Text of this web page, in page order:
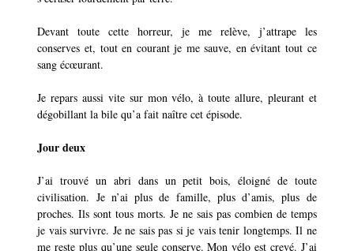
Devant toute cette horreur, je me relève, j’attrape les
conserves et, tout en courant je me sauve, en évitant tout ce
sang écœurant.
Je repars aussi vite sur mon vélo, à toute allure, pleurant et
dégobillant la bile qu’a fait naître cet épisode.
Jour deux
J’ai trouvé un abri dans un petit bois, éloigné de toute
civilisation. Je n’ai plus de famille, plus d’amis, plus de
proches. Ils sont tous morts. Je ne sais pas combien de temps
je vais survivre. Je ne sais pas si je vais tenir longtemps. Il ne
me reste plus qu’une seule conserve. Mon vélo est crevé. J’ai